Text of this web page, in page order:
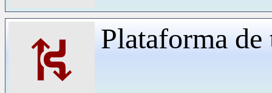
⛕ Plataforma de